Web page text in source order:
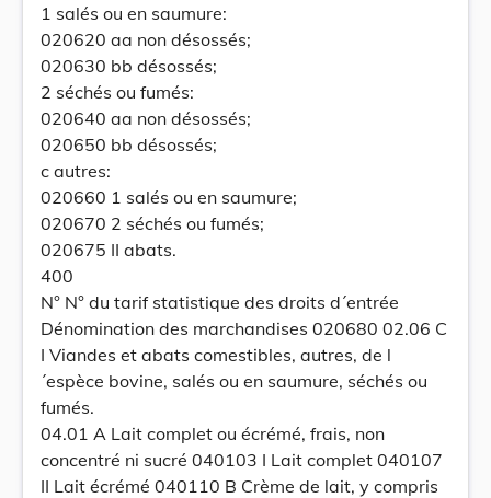
1 salés ou en saumure:
020620 aa non désossés;
020630 bb désossés;
2 séchés ou fumés:
020640 aa non désossés;
020650 bb désossés;
c autres:
020660 1 salés ou en saumure;
020670 2 séchés ou fumés;
020675 II abats.
400
N° N° du tarif statistique des droits d´entrée
Dénomination des marchandises 020680 02.06 C
I Viandes et abats comestibles, autres, de l
´espèce bovine, salés ou en saumure, séchés ou
fumés.
04.01 A Lait complet ou écrémé, frais, non
concentré ni sucré 040103 I Lait complet 040107
II Lait écrémé 040110 B Crème de lait, y compris